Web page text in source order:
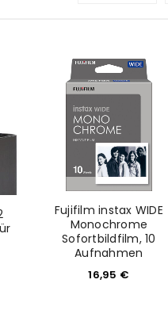
Fujifilm instax WIDE
Monochrome
Sofortbildfilm, 10
Aufnahmen
16,95 €